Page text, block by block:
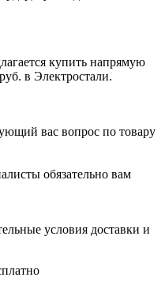
купить напрямую
в Электростали.
вас вопрос по товару
обязательно вам
условия доставки и